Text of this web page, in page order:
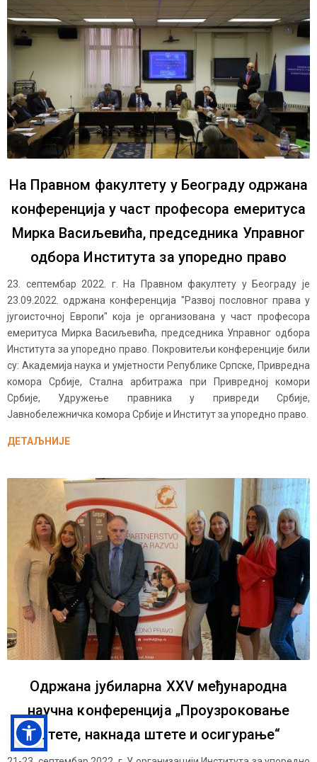
На Правном факултету у Београду одржана
конференција у част професора емеритуса
Мирка Васиљевића, председника Управног
одбора Института за упоредно право
23. септембар 2022. г. На Правном факултету у Београду је
23.09.2022. одржана конференција "Развој пословног права у
југоисточној Европи" која је организована у част професора
емеритуса Мирка Васиљевића, председника Управног одбора
Института за упоредно право. Покровитељи конференције били
су: Академија наука и умјетности Републике Српске, Привредна
комора Србије, Стална арбитража при Привредној комори
Србије, Удружење правника у привреди Србије,
Јавнобележничка комора Србије и Институт за упоредно право.
ДЕТАЉНИЈЕ
Одржана јубиларна XXV међународна
научна конференција „Проузроковање
штете, накнада штете и осигурање“